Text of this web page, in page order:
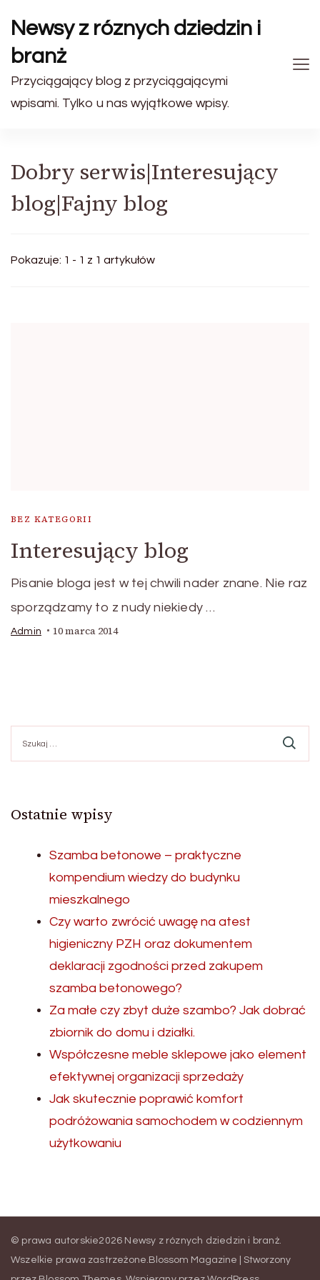
Newsy z róznych dziedzin i
branż
Przyciągający blog z przyciągającymi
wpisami. Tylko u nas wyjątkowe wpisy.
Dobry serwis|Interesujący
blog|Fajny blog
Pokazuje: 1 - 1 z 1 artykułów
BEZ KATEGORII
Interesujący blog
Pisanie bloga jest w tej chwili nader znane. Nie raz
sporządzamy to z nudy niekiedy …
Admin 10 marca 2014
Ostatnie wpisy
Szamba betonowe – praktyczne
kompendium wiedzy do budynku
mieszkalnego
Czy warto zwrócić uwagę na atest
higieniczny PZH oraz dokumentem
deklaracji zgodności przed zakupem
szamba betonowego?
Za małe czy zbyt duże szambo? Jak dobrać
zbiornik do domu i działki.
Współczesne meble sklepowe jako element
efektywnej organizacji sprzedaży
Jak skutecznie poprawić komfort
podróżowania samochodem w codziennym
użytkowaniu
© prawa autorskie2026 Newsy z róznych dziedzin i branż.
Wszelkie prawa zastrzeżone.Blossom Magazine | Stworzony